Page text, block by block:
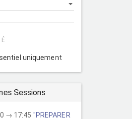
uniquement
Sessions
→ 17:45 "PREPARER